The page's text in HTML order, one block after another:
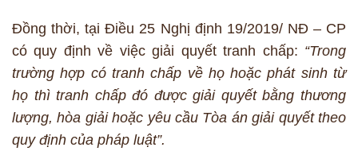
Đồng thời, tại Điều 25 Nghị định 19/2019/ NĐ – CP
có quy định về việc giải quyết tranh chấp: “Trong
trường hợp có tranh chấp về họ hoặc phát sinh từ
họ thì tranh chấp đó được giải quyết bằng thương
lượng, hòa giải hoặc yêu cầu Tòa án giải quyết theo
quy định của pháp luật”.